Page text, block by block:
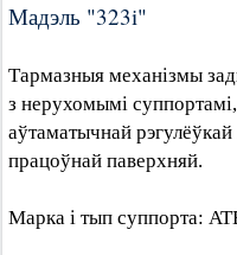
Мадэль "323i"
Тармазныя механізмы
з нерухомымі
аўтаматычнай
працоўнай паверхняй.
Марка і тып суппорта: